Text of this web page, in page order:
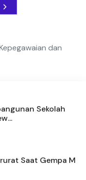
dan
Sekolah
Saat Gempa M